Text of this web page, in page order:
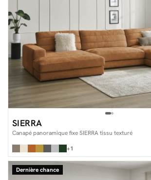
SIERRA
Canapé panoramique fixe SIERRA tissu texturé
+1
Dernière chance